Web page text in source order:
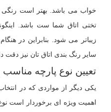
خواب می باشد. بهتر است رنگی
تختی اتاق شما ست باشد.
زیباتر می شود. بنابراین در
سایر رنگ بندی اتاق تان نیز دقت
تعیین نوع پارچه
یکی دیگر از مواردی که در
اهمیت ویژه ای برخوردار است